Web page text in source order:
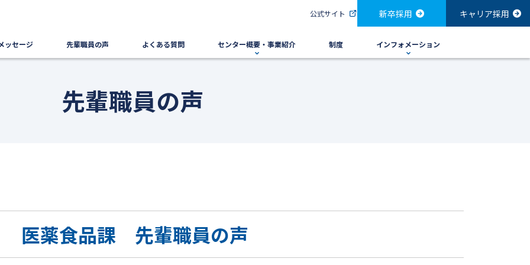
公式サイト 新卒採用 キャリア採用
ッセージ 先輩職員の声 よくある質問 センター概要・事業紹介 制度 インフォメーション
先輩職員の声
医薬食品課 先輩職員の声